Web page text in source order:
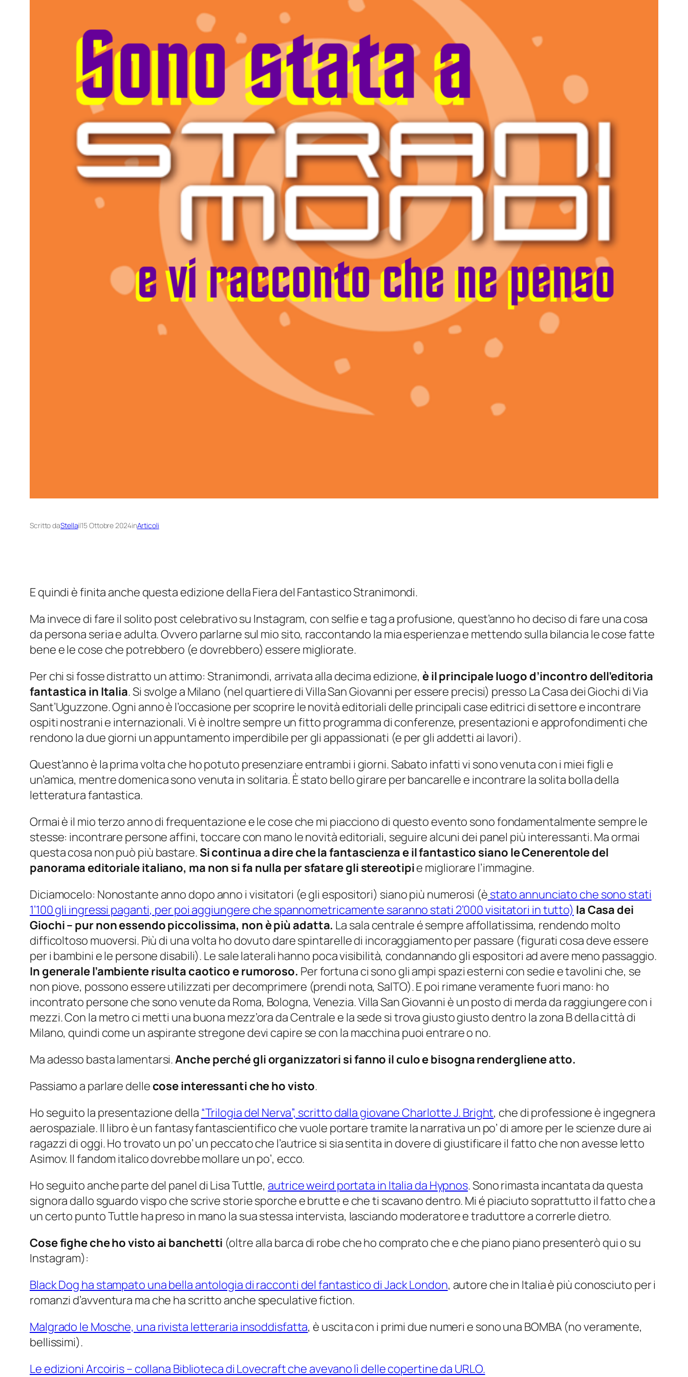
Scritto daStellail15 Ottobre 2024inArticoli
E quindi è finita anche questa edizione della Fiera del Fantastico Stranimondi.
Ma invece di fare il solito post celebrativo su Instagram, con selfie e tag a profusione, quest’anno ho deciso di fare una cosa
da persona seria e adulta. Ovvero parlarne sul mio sito, raccontando la mia esperienza e mettendo sulla bilancia le cose fatte
bene e le cose che potrebbero (e dovrebbero) essere migliorate.
Per chi si fosse distratto un attimo: Stranimondi, arrivata alla decima edizione, è il principale luogo d’incontro dell’editoria
fantastica in Italia. Si svolge a Milano (nel quartiere di Villa San Giovanni per essere precisi) presso La Casa dei Giochi di Via
Sant’Uguzzone. Ogni anno è l’occasione per scoprire le novità editoriali delle principali case editrici di settore e incontrare
ospiti nostrani e internazionali. Vi è inoltre sempre un fitto programma di conferenze, presentazioni e approfondimenti che
rendono la due giorni un appuntamento imperdibile per gli appassionati (e per gli addetti ai lavori).
Quest’anno è la prima volta che ho potuto presenziare entrambi i giorni. Sabato infatti vi sono venuta con i miei figli e
un’amica, mentre domenica sono venuta in solitaria. È stato bello girare per bancarelle e incontrare la solita bolla della
letteratura fantastica.
Ormai è il mio terzo anno di frequentazione e le cose che mi piacciono di questo evento sono fondamentalmente sempre le
stesse: incontrare persone affini, toccare con mano le novità editoriali, seguire alcuni dei panel più interessanti. Ma ormai
questa cosa non può più bastare. Si continua a dire che la fantascienza e il fantastico siano le Cenerentole del
panorama editoriale italiano, ma non si fa nulla per sfatare gli stereotipie migliorare l’immagine.
Diciamocelo: Nonostante anno dopo anno i visitatori (e gli espositori) siano più numerosi (è stato annunciato che sono stati
1’100 gli ingressi paganti, per poi aggiungere che spannometricamente saranno stati 2’000 visitatori in tutto) la Casa dei
Giochi – pur non essendo piccolissima, non è più adatta. La sala centrale é sempre affollatissima, rendendo molto
difficoltoso muoversi. Più di una volta ho dovuto dare spintarelle di incoraggiamento per passare (figurati cosa deve essere
per i bambini e le persone disabili). Le sale laterali hanno poca visibilità, condannando gli espositori ad avere meno passaggio.
In generale l’ambiente risulta caotico e rumoroso. Per fortuna ci sono gli ampi spazi esterni con sedie e tavolini che, se
non piove, possono essere utilizzati per decomprimere (prendi nota, SalTO). E poi rimane veramente fuori mano: ho
incontrato persone che sono venute da Roma, Bologna, Venezia. Villa San Giovanni è un posto di merda da raggiungere con i
mezzi. Con la metro ci metti una buona mezz’ora da Centrale e la sede si trova giusto giusto dentro la zona B della città di
Milano, quindi come un aspirante stregone devi capire se con la macchina puoi entrare o no.
Ma adesso basta lamentarsi.Anche perché gli organizzatori si fanno il culo e bisogna rendergliene atto.
Passiamo a parlare delle cose interessanti che ho visto.
Ho seguito la presentazione della “Trilogia del Nerva”, scritto dalla giovane Charlotte J. Bright, che di professione è ingegnera
aerospaziale. Il libro è un fantasy fantascientifico che vuole portare tramite la narrativa un po’ di amore per le scienze dure ai
ragazzi di oggi. Ho trovato un po’ un peccato che l’autrice si sia sentita in dovere di giustificare il fatto che non avesse letto
Asimov. Il fandom italico dovrebbe mollare un po’, ecco.
Ho seguito anche parte del panel di Lisa Tuttle, autrice weird portata in Italia da Hypnos. Sono rimasta incantata da questa
signora dallo sguardo vispo che scrive storie sporche e brutte e che ti scavano dentro. Mi é piaciuto soprattutto il fatto che a
un certo punto Tuttle ha preso in mano la sua stessa intervista, lasciando moderatore e traduttore a correrle dietro.
Cose fighe che ho visto ai banchetti (oltre alla barca di robe che ho comprato che e che piano piano presenterò qui o su
Instagram):
Black Dog ha stampato una bella antologia di racconti del fantastico di Jack London, autore che in Italia è più conosciuto per i
romanzi d’avventura ma che ha scritto anche speculative fiction.
Malgrado le Mosche, una rivista letteraria insoddisfatta, è uscita con i primi due numeri e sono una BOMBA (no veramente,
bellissimi).
Le edizioni Arcoiris – collana Biblioteca di Lovecraft che avevano lì delle copertine da URLO.